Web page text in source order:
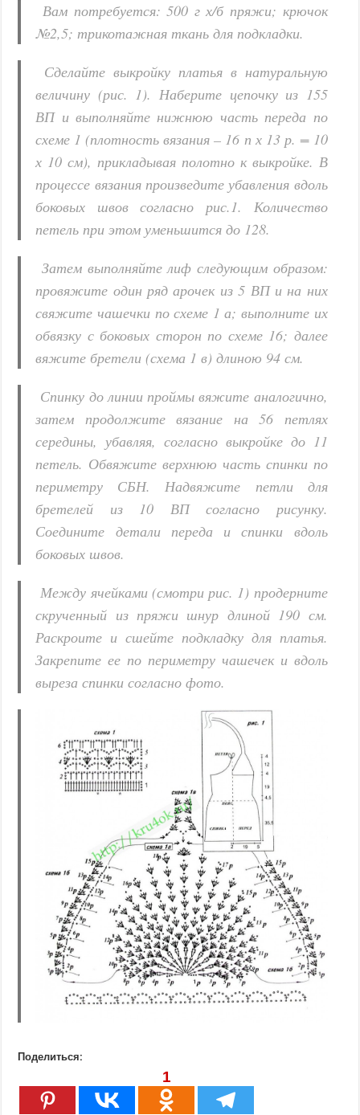
Вам потребуется: 500 г х/б пряжи; крючок
№2,5; трикотажная ткань для подкладки.
Сделайте выкройку платья в натуральную
величину (рис. 1). Наберите цепочку из 155
ВП и выполняйте нижнюю часть переда по
схеме 1 (плотность вязания – 16 п х 13 р. = 10
х 10 см), прикладывая полотно к выкройке. В
процессе вязания произведите убавления вдоль
боковых швов согласно рис.1. Количество
петель при этом уменьшится до 128.
Затем выполняйте лиф следующим образом:
провяжите один ряд арочек из 5 ВП и на них
свяжите чашечки по схеме 1 а; выполните их
обвязку с боковых сторон по схеме 16; далее
вяжите бретели (схема 1 в) длиною 94 см.
Спинку до линии проймы вяжите аналогично,
затем продолжите вязание на 56 петлях
середины, убавляя, согласно выкройке до 11
петель. Обвяжите верхнюю часть спинки по
периметру СБН. Надвяжите петли для
бретелей из 10 ВП согласно рисунку.
Соедините детали переда и спинки вдоль
боковых швов.
Между ячейками (смотри рис. 1) продерните
скрученный из пряжи шнур длиной 190 см.
Раскроите и сшейте подкладку для платья.
Закрепите ее по периметру чашечек и вдоль
выреза спинки согласно фото.
Поделиться:
1